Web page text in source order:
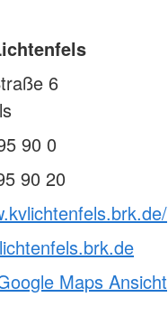
6
90 0
90 20
Maps Ansicht